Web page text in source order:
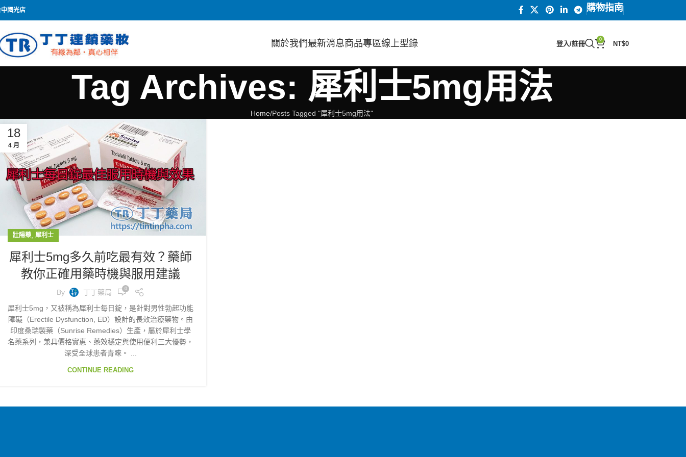
國光店 購物指南
關於我們最新消息商品專區線上型錄 登入/註冊
0
NT$0
Tag Archives: 犀利士5mg用法
Home Posts Tagged "犀利士5mg用法"
18
4 月
壯陽藥, 犀利士
犀利士5mg多久前吃最有效？藥師
教你正確用藥時機與服用建議
By 丁丁藥局 0
犀利士5mg，又被稱為犀利士每日錠，是針對男性勃起功能
障礙（Erectile Dysfunction, ED）設計的長效治療藥物。由
印度桑瑞製藥（Sunrise Remedies）生產，屬於犀利士學
名藥系列，兼具價格實惠、藥效穩定與使用便利三大優勢，
深受全球患者青睞。 ...
CONTINUE READING